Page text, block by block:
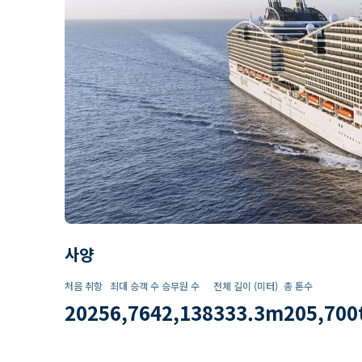
사양
처음 취항
2025
최대 승객 수
6,764
승무원 수
2,138
전체 길이 (미터)
333.3m
총 톤수
205,700